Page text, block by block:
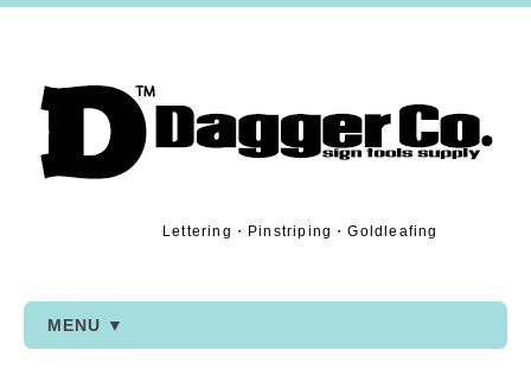
Lettering・Pinstriping・Goldleafing
MENU ▼